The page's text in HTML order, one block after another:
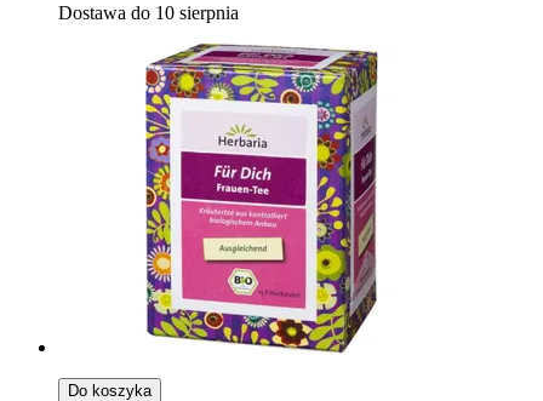
Dostawa do 10 sierpnia
Do koszyka